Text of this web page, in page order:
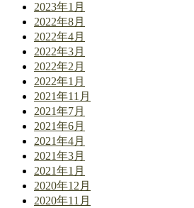
2023年1月
2022年8月
2022年4月
2022年3月
2022年2月
2022年1月
2021年11月
2021年7月
2021年6月
2021年4月
2021年3月
2021年1月
2020年12月
2020年11月